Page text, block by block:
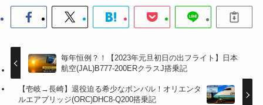
毎年恒例？！【2023年元旦初日の出フライト】日本
航空(JAL)B777-200ERクラスJ搭乗記
【壱岐→長崎】退役迫る希少なボンバル！オリエンタ
ルエアブリッジ(ORC)DHC8-Q200搭乗記